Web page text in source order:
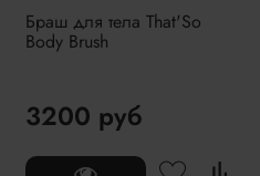
Браш для тела That'So
Body Brush
3200 руб